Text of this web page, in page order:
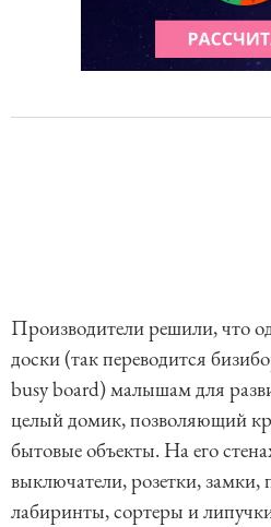
Производители решили, что
доски (так переводится
busy board) малышам для
целый домик, позволяющий
бытовые объекты. На его
выключатели, розетки,
лабиринты, сортеры и